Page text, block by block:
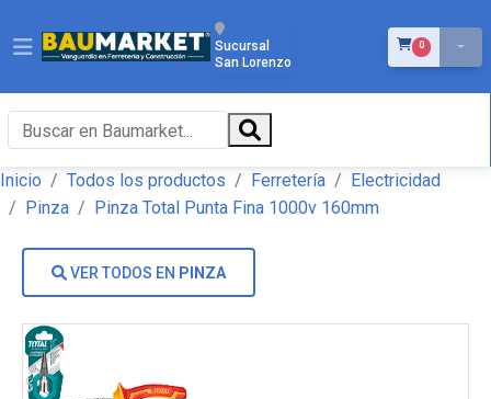
Sucursal
San Lorenzo
0ÍTEMS EN EL
Inicio Todos los productos Ferretería
Electricidad
Pinza
Pinza Total Punta Fina 1000v 160mm
VER TODOS EN PINZA